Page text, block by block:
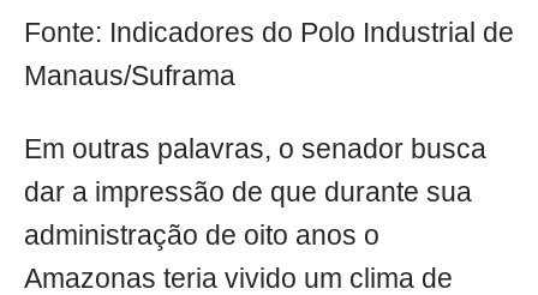
Fonte: Indicadores do Polo Industrial de
Manaus/Suframa
Em outras palavras, o senador busca
dar a impressão de que durante sua
administração de oito anos o
Amazonas teria vivido um clima de